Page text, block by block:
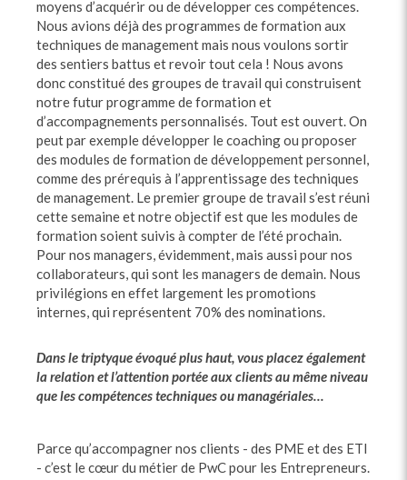
moyens d’acquérir ou de développer ces compétences.
Nous avions déjà des programmes de formation aux
techniques de management mais nous voulons sortir
des sentiers battus et revoir tout cela ! Nous avons
donc constitué des groupes de travail qui construisent
notre futur programme de formation et
d’accompagnements personnalisés. Tout est ouvert. On
peut par exemple développer le coaching ou proposer
des modules de formation de développement personnel,
comme des prérequis à l’apprentissage des techniques
de management. Le premier groupe de travail s’est réuni
cette semaine et notre objectif est que les modules de
formation soient suivis à compter de l’été prochain.
Pour nos managers, évidemment, mais aussi pour nos
collaborateurs, qui sont les managers de demain. Nous
privilégions en effet largement les promotions
internes, qui représentent 70% des nominations.
Dans le triptyque évoqué plus haut, vous placez également
la relation et l’attention portée aux clients au même niveau
que les compétences techniques ou managériales…
Parce qu’accompagner nos clients - des PME et des ETI
- c’est le cœur du métier de PwC pour les Entrepreneurs.